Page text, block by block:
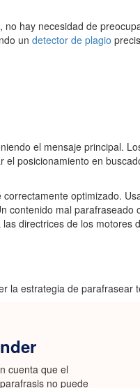
hay necesidad de
un detector de plagio
el mensaje principal.
posicionamiento en
optimizado.
contenido mal parafraseado
directrices de los motores
la estrategia de parafrasear
cuenta que el
no puede